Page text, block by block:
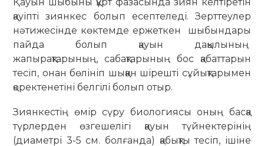
қауіпті зиянкес болып есептеледі. Зерттеулер
нәтижесінде көктемде ержеткен шыбындары
пайда болып қауын дақылының
жапырақтарының, сабақтарының бос қабаттарын
тесіп, онан бөлініп шыққан шірешті сұйықтарымен
қоректенетіні белгілі болып отыр.
Зиянкестің өмір сүру биологиясы оның басқа
түрлерден өзгешелігі қауын түйнектерінің
(диаметрі 3-5 см. болғанда) қабықты тесіп, ішіне